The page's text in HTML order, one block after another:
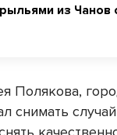
из Чанов
Полякова,
снимать